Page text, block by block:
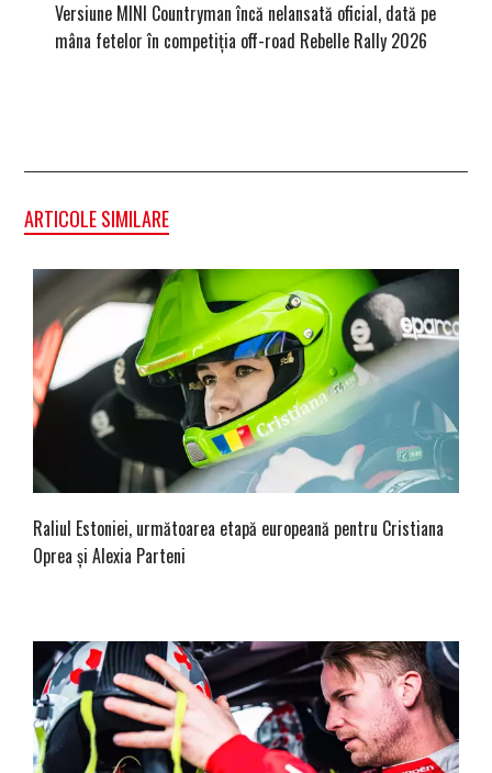
Versiune MINI Countryman încă nelansată oficial, dată pe
mâna fetelor în competiția off-road Rebelle Rally 2026
ARTICOLE SIMILARE
Raliul Estoniei, următoarea etapă europeană pentru Cristiana
Oprea și Alexia Parteni